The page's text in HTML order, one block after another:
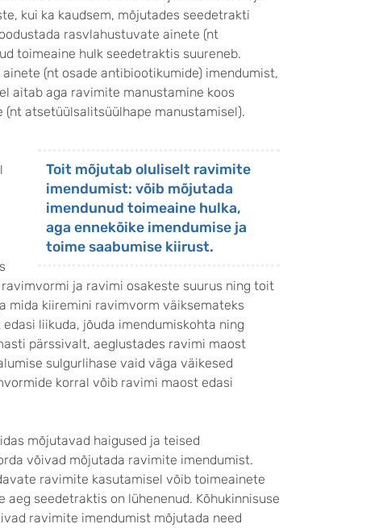
kui ka kaudsem, mõjutades seedetrakti
rasvlahustuvate ainete (nt
toimeaine hulk seedetraktis suureneb.
(nt osade antibiootikumide) imendumist,
aitab aga ravimite manustamine koos
atsetüülsalitsüülhape manustamisel).
Toit mõjutab oluliselt ravimite
imendumist: võib mõjutada
imendunud toimeaine hulka,
aga ennekõike imendumise ja
toime saabumise kiirust.
ja ravimi osakeste suurus ning toit
mida kiiremini ravimvorm väiksemateks
liikuda, jõuda imendumiskohta ning
pärssivalt, aeglustades ravimi maost
sulgurlihase vaid väga väikesed
korral võib ravimi maost edasi
mõjutavad haigused ja teised
võivad mõjutada ravimite imendumist.
ravimite kasutamisel võib toimeainete
seedetraktis on lühenenud. Kõhukinnisuse
ravimite imendumist mõjutada need